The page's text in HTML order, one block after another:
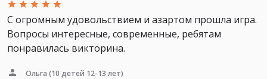
С огромным удовольствием и азартом прошла игра.
Вопросы интересные, современные, ребятам
понравилась викторина.
Ольга (10 детей 12-13 лет)